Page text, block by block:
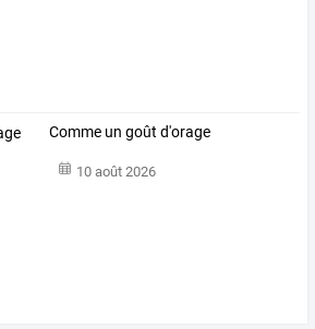
Comme un goût d'orage
10 août 2026